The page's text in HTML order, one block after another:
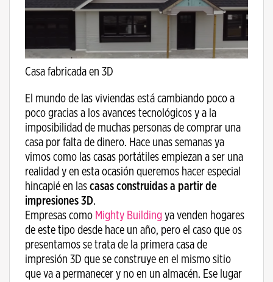
Casa fabricada en 3D
El mundo de las viviendas está cambiando poco a
poco gracias a los avances tecnológicos y a la
imposibilidad de muchas personas de comprar una
casa por falta de dinero. Hace unas semanas ya
vimos como las casas portátiles empiezan a ser una
realidad y en esta ocasión queremos hacer especial
hincapié en las casas construidas a partir de
impresiones 3D.
Empresas como Mighty Building ya venden hogares
de este tipo desde hace un año, pero el caso que os
presentamos se trata de la primera casa de
impresión 3D que se construye en el mismo sitio
que va a permanecer y no en un almacén. Ese lugar